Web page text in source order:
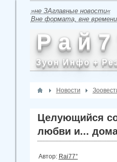
»не ЗАглавные новости«
Вне формата, вне
Р а й 7
Зуон Инфо +
Новости
Целующийся
любви и...
Автор: Rai77°